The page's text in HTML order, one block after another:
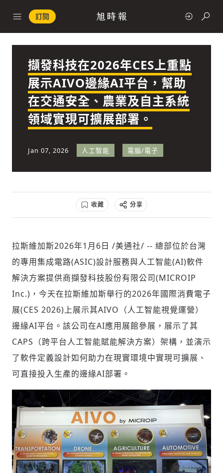
訂閱
快速連結
政治
經濟
科技
社會
人文
擷發科技在2026年CES上重點
展示AIVO邊緣AI平台，幫助
在交通安全、農業及自主系統
領域實現可擴展部署。
Jan 07, 2026 人工智能 電腦/電子
收藏 分享
拉斯維加斯2026年1月6日 /美通社/ -- 總部位於台灣
的專用集成電路(ASIC)設計服務與人工智能(AI)軟件
解決方案提供商擷發科技股份有限公司(MICROIP
Inc.)，今天在拉斯維加斯舉行的2026年國際消費電子
展(CES 2026)上展示其AIVO（人工智能視覺運營）
邊緣AI平台。該公司在AI應用展館參展，展示了其
CAPS（跨平台人工智能賦能解決方案）架構，並演示
了軟件定義設計如何助力在現實環境中實現可擴展、
可直接投入生產的邊緣AI部署。